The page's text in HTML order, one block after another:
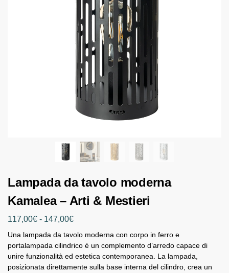
Lampada da tavolo moderna
Kamalea – Arti & Mestieri
117,00€ - 147,00€
Una lampada da tavolo moderna con corpo in ferro e
portalampada cilindrico è un complemento d’arredo capace di
unire funzionalità ed estetica contemporanea. La lampada,
posizionata direttamente sulla base interna del cilindro, crea un